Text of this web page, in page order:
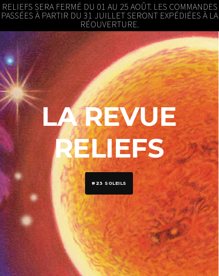
RELIEFS SERA FERMÉ DU 01 AU 25 AOÛT. LES COMMANDES
PASSÉES À PARTIR DU 31 JUILLET SERONT EXPÉDIÉES À LA
RÉOUVERTURE.
LA REVUE
RELIEFS
#23 SOLEILS